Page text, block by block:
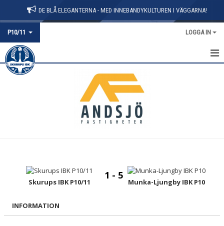
DE BLÅ ELEGANTERNA - MED INNEBANDYKULTUREN I VÄGGARNA!
P10/11 LOGGA IN
HEM
Skurups IBK P10/11
1 - 5
Munka-Ljungby IBK P10
INFORMATION